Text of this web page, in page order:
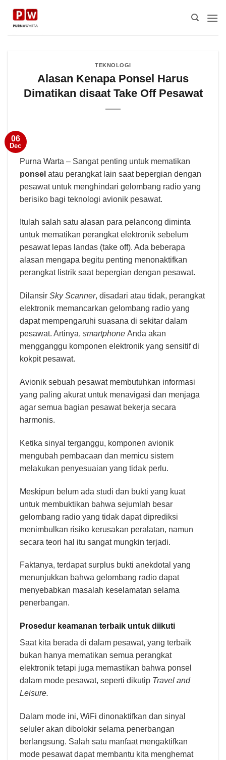
TEKNOLOGI
Alasan Kenapa Ponsel Harus
Dimatikan disaat Take Off Pesawat
06
Dec
Purna Warta – Sangat penting untuk mematikan
ponsel atau perangkat lain saat bepergian dengan
pesawat untuk menghindari gelombang radio yang
berisiko bagi teknologi avionik pesawat.
Itulah salah satu alasan para pelancong diminta
untuk mematikan perangkat elektronik sebelum
pesawat lepas landas (take off). Ada beberapa
alasan mengapa begitu penting menonaktifkan
perangkat listrik saat bepergian dengan pesawat.
Dilansir Sky Scanner, disadari atau tidak, perangkat
elektronik memancarkan gelombang radio yang
dapat mempengaruhi suasana di sekitar dalam
pesawat. Artinya, smartphone Anda akan
mengganggu komponen elektronik yang sensitif di
kokpit pesawat.
Avionik sebuah pesawat membutuhkan informasi
yang paling akurat untuk menavigasi dan menjaga
agar semua bagian pesawat bekerja secara
harmonis.
Ketika sinyal terganggu, komponen avionik
mengubah pembacaan dan memicu sistem
melakukan penyesuaian yang tidak perlu.
Meskipun belum ada studi dan bukti yang kuat
untuk membuktikan bahwa sejumlah besar
gelombang radio yang tidak dapat diprediksi
menimbulkan risiko kerusakan peralatan, namun
secara teori hal itu sangat mungkin terjadi.
Faktanya, terdapat surplus bukti anekdotal yang
menunjukkan bahwa gelombang radio dapat
menyebabkan masalah keselamatan selama
penerbangan.
Prosedur keamanan terbaik untuk diikuti
Saat kita berada di dalam pesawat, yang terbaik
bukan hanya mematikan semua perangkat
elektronik tetapi juga memastikan bahwa ponsel
dalam mode pesawat, seperti dikutip Travel and
Leisure.
Dalam mode ini, WiFi dinonaktifkan dan sinyal
seluler akan dibolokir selama penerbangan
berlangsung. Salah satu manfaat mengaktifkan
mode pesawat dapat membantu kita menghemat